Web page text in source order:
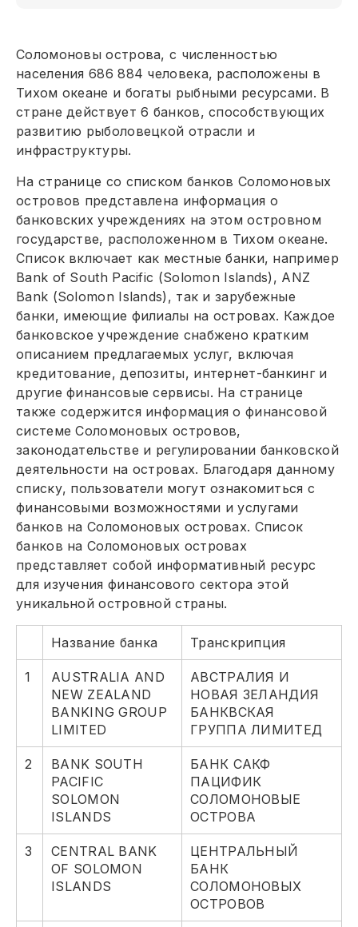
Соломоновы острова, с численностью
населения 686 884 человека, расположены в
Тихом океане и богаты рыбными ресурсами. В
стране действует 6 банков, способствующих
развитию рыболовецкой отрасли и
инфраструктуры.
На странице со списком банков Соломоновых
островов представлена информация о
банковских учреждениях на этом островном
государстве, расположенном в Тихом океане.
Список включает как местные банки, например
Bank of South Pacific (Solomon Islands), ANZ
Bank (Solomon Islands), так и зарубежные
банки, имеющие филиалы на островах. Каждое
банковское учреждение снабжено кратким
описанием предлагаемых услуг, включая
кредитование, депозиты, интернет-банкинг и
другие финансовые сервисы. На странице
также содержится информация о финансовой
системе Соломоновых островов,
законодательстве и регулировании банковской
деятельности на островах. Благодаря данному
списку, пользователи могут ознакомиться с
финансовыми возможностями и услугами
банков на Соломоновых островах. Список
банков на Соломоновых островах
представляет собой информативный ресурс
для изучения финансового сектора этой
уникальной островной страны.
Название банка Транскрипция
1
AUSTRALIA AND
NEW ZEALAND
BANKING GROUP
LIMITED
АВСТРАЛИЯ И
НОВАЯ ЗЕЛАНДИЯ
БАНКВСКАЯ
ГРУППА ЛИМИТЕД
2
BANK SOUTH
PACIFIC
SOLOMON
ISLANDS
БАНК САКФ
ПАЦИФИК
СОЛОМОНОВЫЕ
ОСТРОВА
3
CENTRAL BANK
OF SOLOMON
ISLANDS
ЦЕНТРАЛЬНЫЙ
БАНК
СОЛОМОНОВЫХ
ОСТРОВОВ